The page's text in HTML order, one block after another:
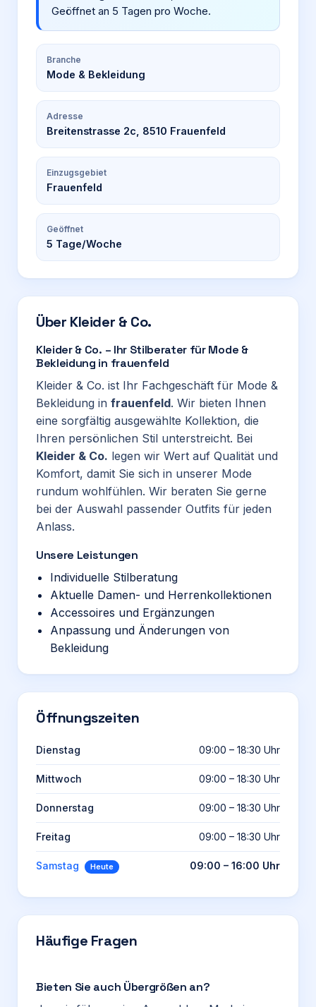
Geöffnet an 5 Tagen pro Woche.
Branche
Mode & Bekleidung
Adresse
Breitenstrasse 2c, 8510 Frauenfeld
Einzugsgebiet
Frauenfeld
Geöffnet
5 Tage/Woche
Über Kleider & Co.
Kleider & Co. – Ihr Stilberater für Mode &
Bekleidung in frauenfeld
Kleider & Co. ist Ihr Fachgeschäft für Mode &
Bekleidung in frauenfeld. Wir bieten Ihnen
eine sorgfältig ausgewählte Kollektion, die
Ihren persönlichen Stil unterstreicht. Bei
Kleider & Co. legen wir Wert auf Qualität und
Komfort, damit Sie sich in unserer Mode
rundum wohlfühlen. Wir beraten Sie gerne
bei der Auswahl passender Outfits für jeden
Anlass.
Unsere Leistungen
Individuelle Stilberatung
Aktuelle Damen- und Herrenkollektionen
Accessoires und Ergänzungen
Anpassung und Änderungen von
Bekleidung
Öffnungszeiten
Dienstag 09:00 – 18:30 Uhr
Mittwoch 09:00 – 18:30 Uhr
Donnerstag 09:00 – 18:30 Uhr
Freitag 09:00 – 18:30 Uhr
Samstag Heute 09:00 – 16:00 Uhr
Häufige Fragen
Bieten Sie auch Übergrößen an?